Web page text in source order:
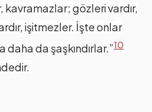
kavramazlar; gözleri vardır,
işitmezler. İşte onlar
da şaşkındırlar.”10